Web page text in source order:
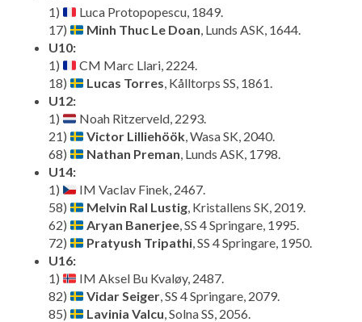
1)
Luca Protopopescu, 1849.
17)
Minh Thuc Le Doan, Lunds ASK, 1644.
U10:
1)
CM Marc Llari, 2224.
18)
Lucas Torres, Kålltorps SS, 1861.
U12:
1)
Noah Ritzerveld, 2293.
21)
Victor Lilliehöök, Wasa SK, 2040.
68)
Nathan Preman, Lunds ASK, 1798.
U14:
1)
IM Vaclav Finek, 2467.
58)
Melvin Ral Lustig, Kristallens SK, 2019.
62)
Aryan Banerjee, SS 4 Springare, 1995.
72)
Pratyush Tripathi, SS 4 Springare, 1950.
U16:
1)
IM Aksel Bu Kvaløy, 2487.
82)
Vidar Seiger, SS 4 Springare, 2079.
85)
Lavinia Valcu, Solna SS, 2056.